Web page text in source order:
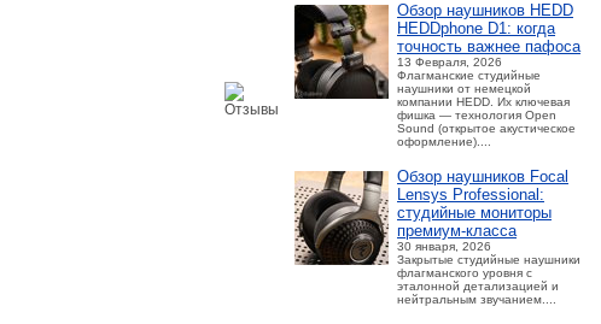
Обзор наушников HEDD
HEDDphone D1: когда
точность важнее пафоса
13 Февраля, 2026
Флагманские студийные
наушники от немецкой
компании HEDD. Их ключевая
фишка — технология Open
Sound (открытое акустическое
оформление)....
Обзор наушников Focal
Lensys Professional:
студийные мониторы
премиум‑класса
30 января, 2026
Закрытые студийные наушники
флагманского уровня с
эталонной детализацией и
нейтральным звучанием....